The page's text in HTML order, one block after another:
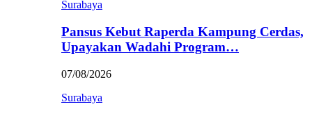
Surabaya
Pansus Kebut Raperda Kampung Cerdas,
Upayakan Wadahi Program…
07/08/2026
Surabaya